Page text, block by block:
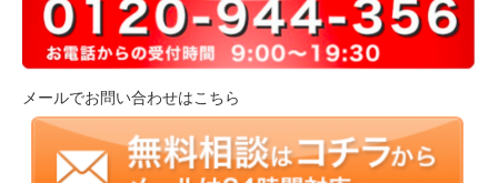
メールでお問い合わせはこちら